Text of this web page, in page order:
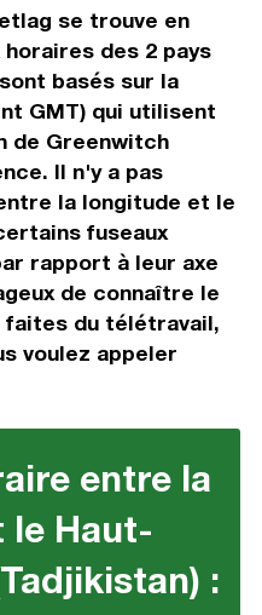
se trouve en
des 2 pays
basés sur la
GMT) qui utilisent
de Greenwitch
Il n'y a pas
la longitude et le
fuseaux
rapport à leur axe
de connaître le
faites du télétravail,
voulez appeler
entre la
le Haut-
: